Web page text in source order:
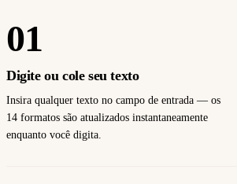
01
Digite ou cole seu texto
Insira qualquer texto no campo de entrada — os
14 formatos são atualizados instantaneamente
enquanto você digita.